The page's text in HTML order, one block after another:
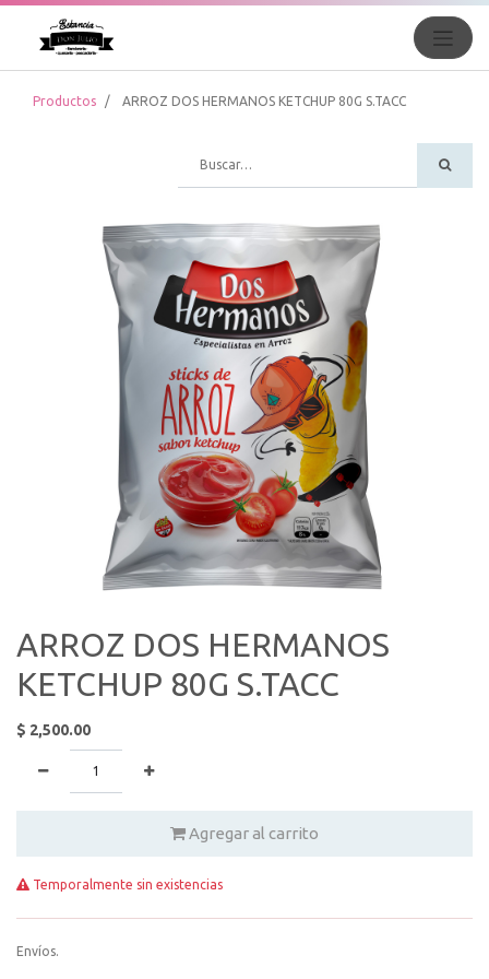
Productos ARROZ DOS HERMANOS KETCHUP 80G S.TACC
ARROZ DOS HERMANOS
KETCHUP 80G S.TACC
$ 2,500.00
Agregar al carrito
Temporalmente sin existencias
Envíos.